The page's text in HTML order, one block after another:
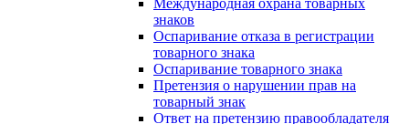
Международная охрана товарных
знаков
Оспаривание отказа в регистрации
товарного знака
Оспаривание товарного знака
Претензия о нарушении прав на
товарный знак
Ответ на претензию правообладателя